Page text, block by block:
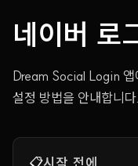
네이버 로
Dream Social Login 앱
설정 방법을 안내합니다.
📋시작 전에